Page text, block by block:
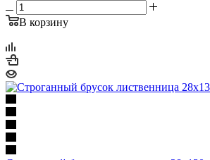
В корзину